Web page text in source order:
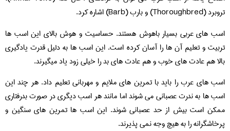
تروبرد (Thoroughbred) و بارب (Barb) اشاره کرد.
اسب های عربی بسیار باهوش هستند. حساسیت و هوش بالای این اسب ها
تربیت و تعلیم آن ها را آسان کرده است. این اسب ها به دلیل قدرت یادگیری
بالا هم عادت های خوب و هم عادت های بد را خیلی زود یاد میگیرند.
اسب های عرب را باید با تمرین های ملایم و مهربانی تعلیم داد. هر چند این
اسب ها به ندرت عصبانی می شوند اما مانند هر اسب دیگری در صورت بدرفتاری
ممکن است بیش از حد عصبانی شوند. این اسب ها تمرین های سنگین و
پرخاشگرانه را به هیچ وجه نمی پذیرند.